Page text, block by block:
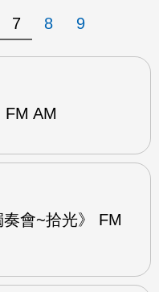
7 8 9
FM AM
奏會~拾光》 FM